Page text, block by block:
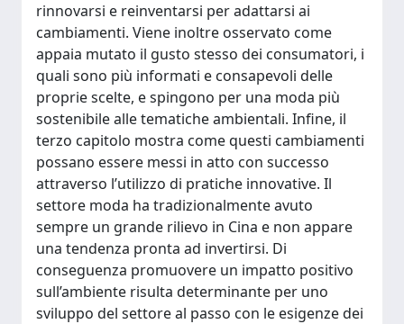
rinnovarsi e reinventarsi per adattarsi ai
cambiamenti. Viene inoltre osservato come
appaia mutato il gusto stesso dei consumatori, i
quali sono più informati e consapevoli delle
proprie scelte, e spingono per una moda più
sostenibile alle tematiche ambientali. Infine, il
terzo capitolo mostra come questi cambiamenti
possano essere messi in atto con successo
attraverso l’utilizzo di pratiche innovative. Il
settore moda ha tradizionalmente avuto
sempre un grande rilievo in Cina e non appare
una tendenza pronta ad invertirsi. Di
conseguenza promuovere un impatto positivo
sull’ambiente risulta determinante per uno
sviluppo del settore al passo con le esigenze dei